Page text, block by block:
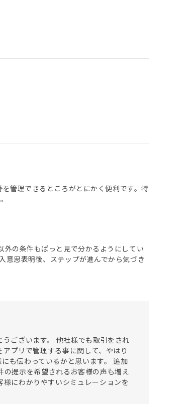
管理できるところがとにかく便利です。特
外の条件もぱっと見で分かるようにしてい
意思表明後、ステップが進んでから気づき
ございます。 他社様でも取引をされ
プリで管理する事に関して、やはり
も伝わっているかと思います。 追加
提示を希望されるお客様の声も増え
にわかりやすいシミュレーションを